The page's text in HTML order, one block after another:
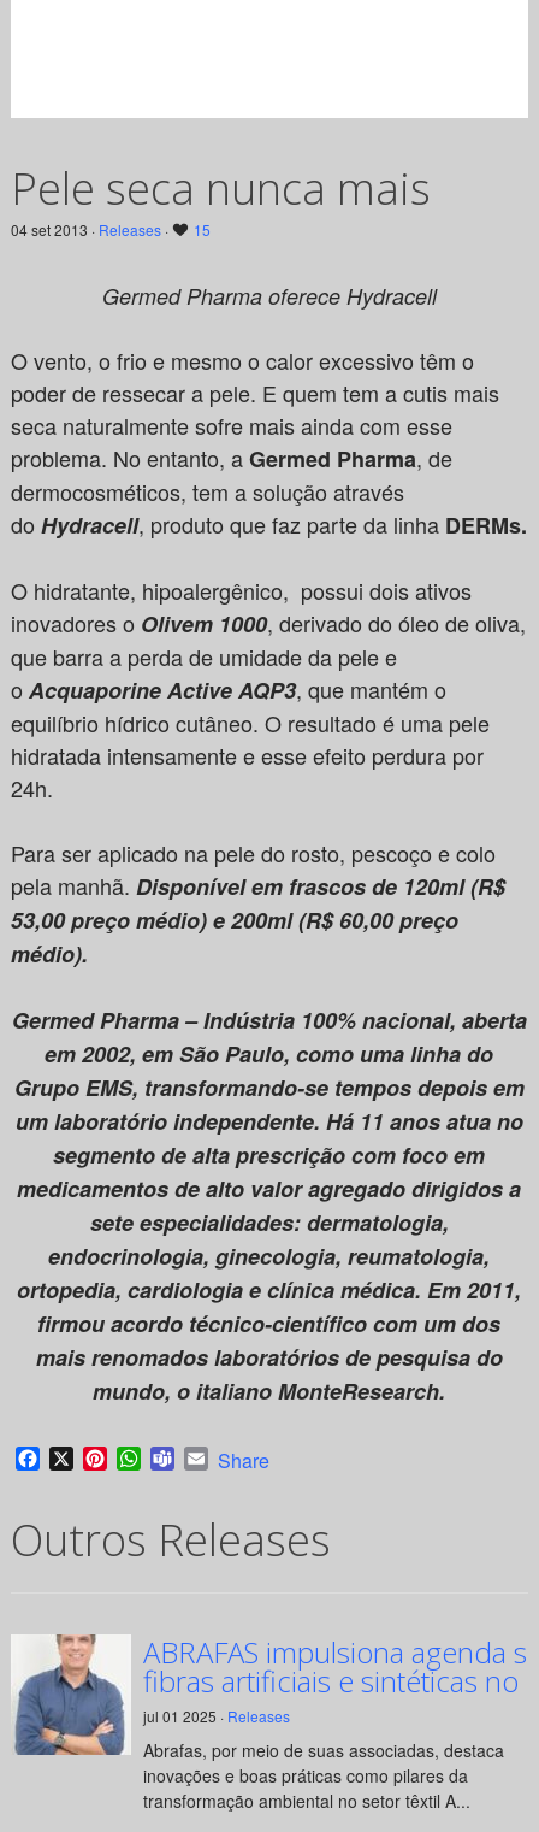
Pele seca nunca mais
04 set 2013 · Releases· 15
Germed Pharma oferece Hydracell
O vento, o frio e mesmo o calor excessivo têm o
poder de ressecar a pele. E quem tem a cutis mais
seca naturalmente sofre mais ainda com esse
problema. No entanto, aGermed Pharma, de
dermocosméticos, tem a solução através
do Hydracell, produto que faz parte da linha DERMs.
O hidratante, hipoalergênico, possui dois ativos
inovadores o Olivem 1000, derivado do óleo de oliva,
que barra a perda de umidade da pele e
o Acquaporine Active AQP3, que mantém o
equilíbrio hídrico cutâneo. O resultado é uma pele
hidratada intensamente e esse efeito perdura por
24h.
Para ser aplicado na pele do rosto, pescoço e colo
pela manhã. Disponível em frascos de 120ml (R$
53,00 preço médio) e 200ml (R$ 60,00 preço
médio).
Germed Pharma – Indústria 100% nacional, aberta
em 2002, em São Paulo, como uma linha do
Grupo EMS, transformando-se tempos depois em
um laboratório independente. Há 11 anos atua no
segmento de alta prescrição com foco em
medicamentos de alto valor agregado dirigidos a
sete especialidades: dermatologia,
endocrinologia, ginecologia, reumatologia,
ortopedia, cardiologia e clínica médica. Em 2011,
firmou acordo técnico-científico com um dos
mais renomados laboratórios de pesquisa do
mundo, o italiano MonteResearch.
Facebook
X PinterestWhatsApp
TeamsEmail
Share
Outros Releases
ABRAFAS impulsiona agenda
fibras artificiais e sintéticas no
jul 01 2025 · Releases
Abrafas, por meio de suas associadas, destaca
inovações e boas práticas como pilares da
transformação ambiental no setor têxtil A...